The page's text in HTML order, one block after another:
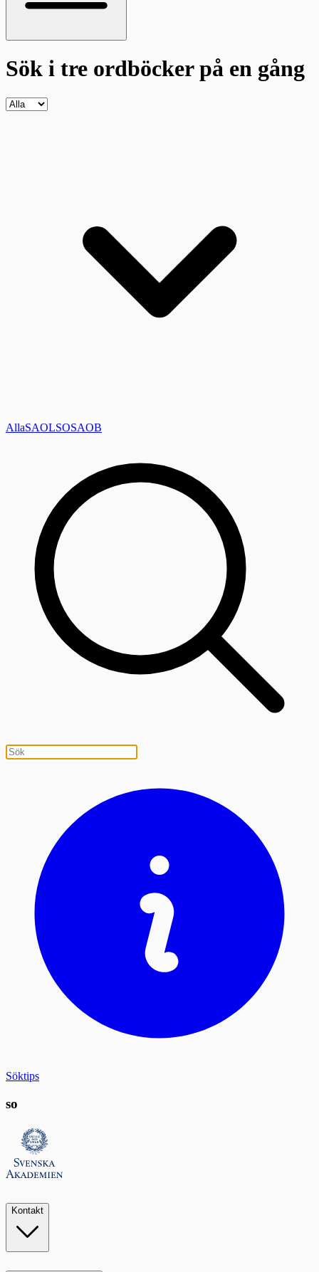
Sök i tre ordböckerpå en gång
AllaSAOLSOSAOB
Söktips
so
Kontakt